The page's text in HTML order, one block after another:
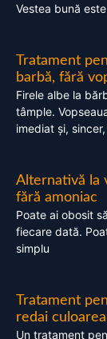
Vestea bună este
Tratament
barbă, fără
Firele albe la
tâmple.
imediat și,
Alternativă la
fără amoniac
Poate ai obosit
fiecare dată.
simplu
Tratament
redai
Un tratament